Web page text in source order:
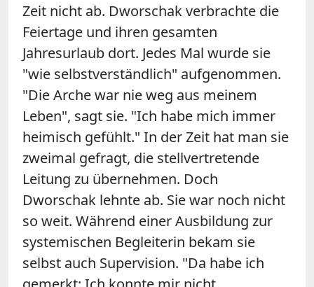
Zeit nicht ab. Dworschak verbrachte die
Feiertage und ihren gesamten
Jahresurlaub dort. Jedes Mal wurde sie
"wie selbstverständlich" aufgenommen.
"Die Arche war nie weg aus meinem
Leben", sagt sie. "Ich habe mich immer
heimisch gefühlt." In der Zeit hat man sie
zweimal gefragt, die stellvertretende
Leitung zu übernehmen. Doch
Dworschak lehnte ab. Sie war noch nicht
so weit. Während einer Ausbildung zur
systemischen Begleiterin bekam sie
selbst auch Supervision. "Da habe ich